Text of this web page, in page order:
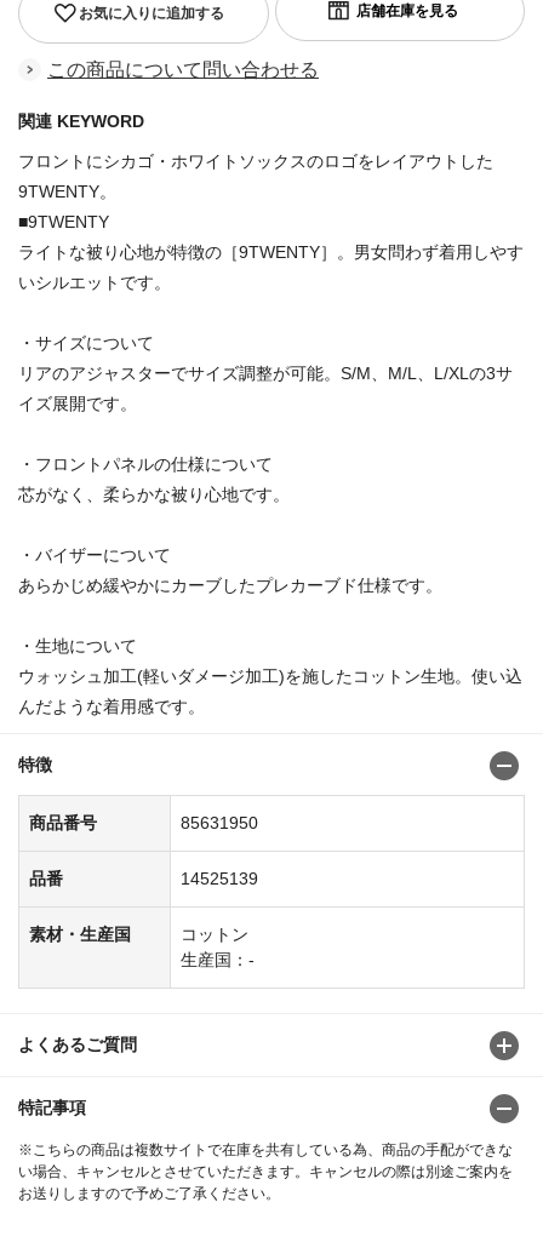
お気に入りに追加する
この商品について問い合わせる
関連 KEYWORD
フロントにシカゴ・ホワイトソックスのロゴをレイアウトした
9TWENTY。
■9TWENTY
ライトな被り心地が特徴の［9TWENTY］。男女問わず着用しやす
いシルエットです。
・サイズについて
リアのアジャスターでサイズ調整が可能。S/M、M/L、L/XLの3サ
イズ展開です。
・フロントパネルの仕様について
芯がなく、柔らかな被り心地です。
・バイザーについて
あらかじめ緩やかにカーブしたプレカーブド仕様です。
・生地について
ウォッシュ加工(軽いダメージ加工)を施したコットン生地。使い込
んだような着用感です。
特徴
商品番号 85631950
品番 14525139
素材・生産国
コットン
生産国：-
よくあるご質問
特記事項
※こちらの商品は複数サイトで在庫を共有している為、商品の手配ができな
い場合、キャンセルとさせていただきます。キャンセルの際は別途ご案内を
お送りしますので予めご了承ください。